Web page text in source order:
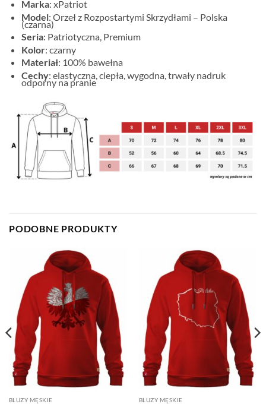
Marka: xPatriot
Model: Orzeł z Rozpostartymi Skrzydłami – Polska
(czarna)
Seria: Patriotyczna, Premium
Kolor: czarny
Materiał: 100% bawełna
Cechy: elastyczna, ciepła, wygodna, trwały nadruk
odporny na pranie
PODOBNE PRODUKTY
BLUZY MĘSKIE BLUZY MĘSKIE